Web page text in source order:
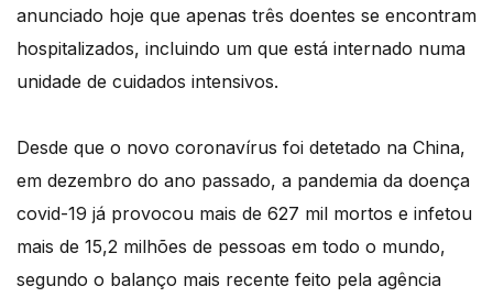
anunciado hoje que apenas três doentes se encontram
hospitalizados, incluindo um que está internado numa
unidade de cuidados intensivos.
Desde que o novo coronavírus foi detetado na China,
em dezembro do ano passado, a pandemia da doença
covid-19 já provocou mais de 627 mil mortos e infetou
mais de 15,2 milhões de pessoas em todo o mundo,
segundo o balanço mais recente feito pela agência